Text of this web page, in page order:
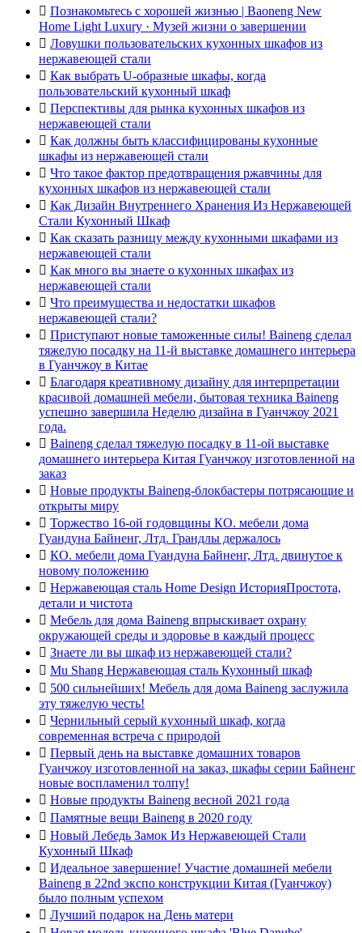
 Познакомьтесь с хорошей жизнью | Baoneng New
Home Light Luxury · Музей жизни о завершении
 Ловушки пользовательских кухонных шкафов из
нержавеющей стали
 Как выбрать U-образные шкафы, когда
пользовательский кухонный шкаф
 Перспективы для рынка кухонных шкафов из
нержавеющей стали
 Как должны быть классифицированы кухонные
шкафы из нержавеющей стали
 Что такое фактор предотвращения ржавчины для
кухонных шкафов из нержавеющей стали
 Как Дизайн Внутреннего Хранения Из Нержавеющей
Стали Кухонный Шкаф
 Как сказать разницу между кухонными шкафами из
нержавеющей стали
 Как много вы знаете о кухонных шкафах из
нержавеющей стали
 Что преимущества и недостатки шкафов
нержавеющей стали?
 Приступают новые таможенные силы! Baineng сделал
тяжелую посадку на 11-й выставке домашнего интерьера
в Гуанчжоу в Китае
 Благодаря креативному дизайну для интерпретации
красивой домашней мебели, бытовая техника Baineng
успешно завершила Неделю дизайна в Гуанчжоу 2021
года.
 Baineng сделал тяжелую посадку в 11-ой выставке
домашнего интерьера Китая Гуанчжоу изготовленной на
заказ
 Новые продукты Baineng-блокбастеры потрясающие и
открыты миру
 Торжество 16-ой годовщины КО. мебели дома
Гуандуна Байненг, Лтд. Грандлы держалось
 КО. мебели дома Гуандуна Байненг, Лтд. двинутое к
новому положению
 Нержавеющая сталь Home Design ИсторияПростота,
детали и чистота
 Мебель для дома Baineng впрыскивает охрану
окружающей среды и здоровье в каждый процесс
 Знаете ли вы шкаф из нержавеющей стали?
 Mu Shang Нержавеющая сталь Кухонный шкаф
 500 сильнейших! Мебель для дома Baineng заслужила
эту тяжелую честь!
 Чернильный серый кухонный шкаф, когда
современная встреча с природой
 Первый день на выставке домашних товаров
Гуанчжоу изготовленной на заказ, шкафы серии Байненг
новые воспламенил толпу!
 Новые продукты Baineng весной 2021 года
 Памятные вещи Baineng в 2020 году
 Новый Лебедь Замок Из Нержавеющей Стали
Кухонный Шкаф
 Идеальное завершение! Участие домашней мебели
Baineng в 22nd экспо конструкции Китая (Гуанчжоу)
было полным успехом
 Лучший подарок на День матери